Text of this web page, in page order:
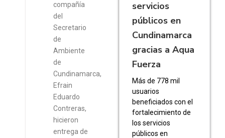
compañía
del
Secretario
de
Ambiente
de
Cundinamarca,
Efrain
Eduardo
Contreras,
hicieron
entrega de
servicios
públicos en
Cundinamarca
gracias a Aqua
Fuerza
Más de 778 mil
usuarios
beneficiados con el
fortalecimiento de
los servicios
públicos en